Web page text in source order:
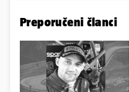
Preporučeni članci